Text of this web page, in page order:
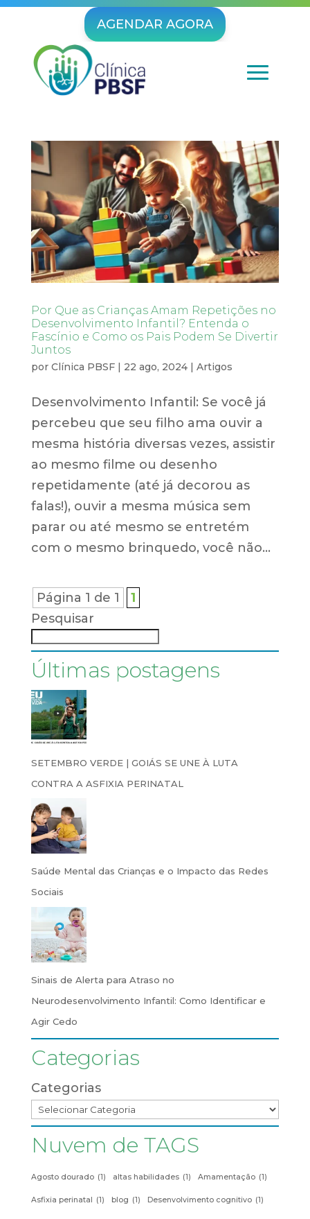
AGENDAR AGORA
Por Que as Crianças Amam Repetições no
Desenvolvimento Infantil? Entenda o
Fascínio e Como os Pais Podem Se Divertir
Juntos
por Clínica PBSF| 22 ago, 2024| Artigos
Desenvolvimento Infantil: Se você já
percebeu que seu filho ama ouvir a
mesma história diversas vezes, assistir
ao mesmo filme ou desenho
repetidamente (até já decorou as
falas!), ouvir a mesma música sem
parar ou até mesmo se entretém
com o mesmo brinquedo, você não...
Página 1 de 1
1
Pesquisar
Últimas postagens
SETEMBRO VERDE | GOIÁS SE UNE À LUTA
CONTRA A ASFIXIA PERINATAL
Saúde Mental das Crianças e o Impacto das Redes
Sociais
Sinais de Alerta para Atraso no
Neurodesenvolvimento Infantil: Como Identificar e
Agir Cedo
Categorias
Categorias
Nuvem de TAGS
Agosto dourado (1) altas habilidades (1) Amamentação (1)
Asfixia perinatal (1) blog (1) Desenvolvimento cognitivo (1)